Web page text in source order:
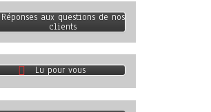
Réponses aux questions de nos
clients
Lu pour vous